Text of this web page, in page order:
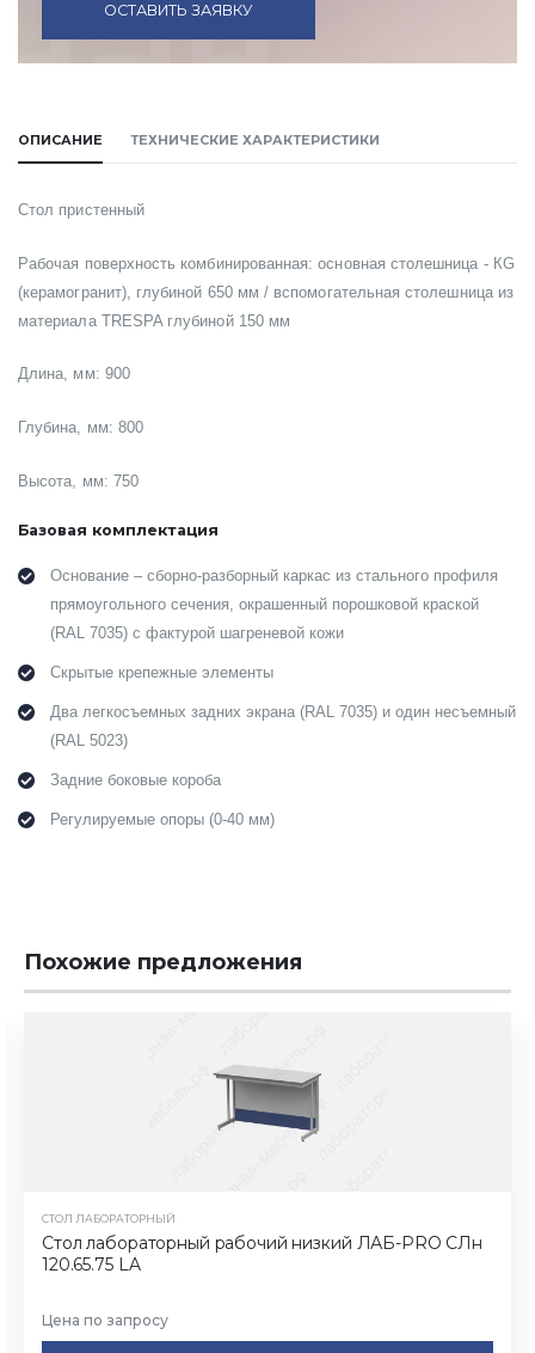
ОСТАВИТЬ ЗАЯВКУ
ОПИСАНИЕ ТЕХНИЧЕСКИЕ ХАРАКТЕРИСТИКИ
Стол пристенный
Рабочая поверхность комбинированная: основная столешница - КG
(керамогранит), глубиной 650 мм / вспомогательная столешница из
материала TRESPA глубиной 150 мм
Длина, мм: 900
Глубина, мм: 800
Высота, мм: 750
Базовая комплектация
Основание – сборно-разборный каркас из стального профиля
прямоугольного сечения, окрашенный порошковой краской
(RAL 7035) с фактурой шагреневой кожи
Скрытые крепежные элементы
Два легкосъемных задних экрана (RAL 7035) и один несъемный
(RAL 5023)
Задние боковые короба
Регулируемые опоры (0-40 мм)
Похожие предложения
СТОЛ ЛАБОРАТОРНЫЙ
Стол лабораторный рабочий низкий ЛАБ-PRO CЛн
120.65.75 LA
Цена по запросу